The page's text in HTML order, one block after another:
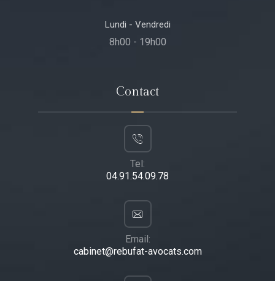
Lundi - Vendredi
8h00 - 19h00
Contact
Tel:
04.91.54.09.78
Email:
cabinet@rebufat-avocats.com